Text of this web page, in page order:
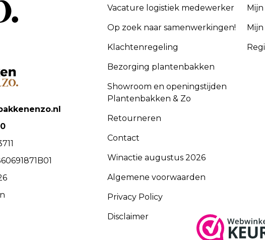
Vacature logistiek medewerker
Op zoek naar samenwerkingen!
Klachtenregeling
Bezorging plantenbakken
Showroom en openingstijden
Plantenbakken & Zo
Retourneren
Contact
Winactie augustus 2026
Algemene voorwaarden
Privacy Policy
Disclaimer